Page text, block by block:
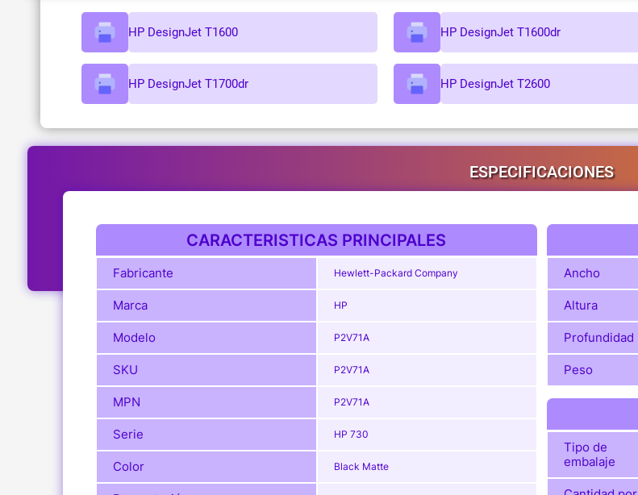
HP DesignJet T1600 HP DesignJet T1600dr
HP DesignJet T1700dr HP DesignJet T2600
ESPECIFICACIONES
CARACTERISTICAS PRINCIPALES
Fabricante Hewlett-Packard Company
Marca HP
Modelo P2V71A
SKU P2V71A
MPN P2V71A
Serie HP 730
Color Black Matte
Ancho
Altura
Profundidad
Peso
Tipo de
embalaje